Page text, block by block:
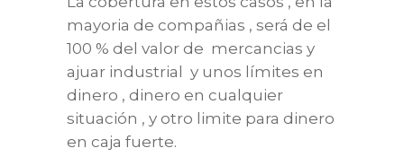
mayoria de compañias , será de el
100 % del valor de mercancias y
ajuar industrial y unos límites en
dinero , dinero en cualquier
situación , y otro limite para dinero
en caja fuerte.